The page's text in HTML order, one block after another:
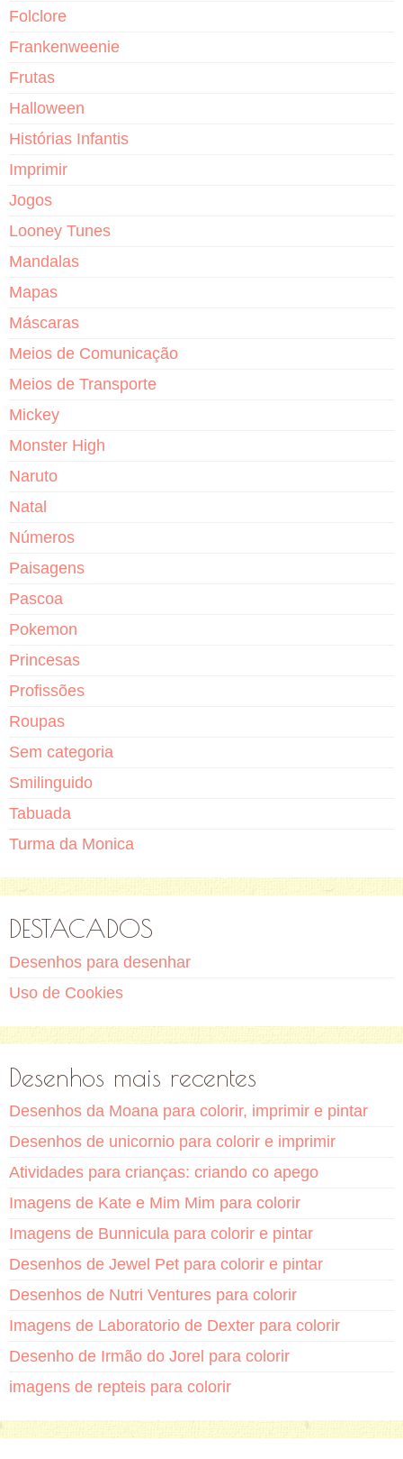
Folclore
Frankenweenie
Frutas
Halloween
Histórias Infantis
Imprimir
Jogos
Looney Tunes
Mandalas
Mapas
Máscaras
Meios de Comunicação
Meios de Transporte
Mickey
Monster High
Naruto
Natal
Números
Paisagens
Pascoa
Pokemon
Princesas
Profissões
Roupas
Sem categoria
Smilinguido
Tabuada
Turma da Monica
DESTACADOS
Desenhos para desenhar
Uso de Cookies
Desenhos mais recentes
Desenhos da Moana para colorir, imprimir e pintar
Desenhos de unicornio para colorir e imprimir
Atividades para crianças: criando co apego
Imagens de Kate e Mim Mim para colorir
Imagens de Bunnicula para colorir e pintar
Desenhos de Jewel Pet para colorir e pintar
Desenhos de Nutri Ventures para colorir
Imagens de Laboratorio de Dexter para colorir
Desenho de Irmão do Jorel para colorir
imagens de repteis para colorir